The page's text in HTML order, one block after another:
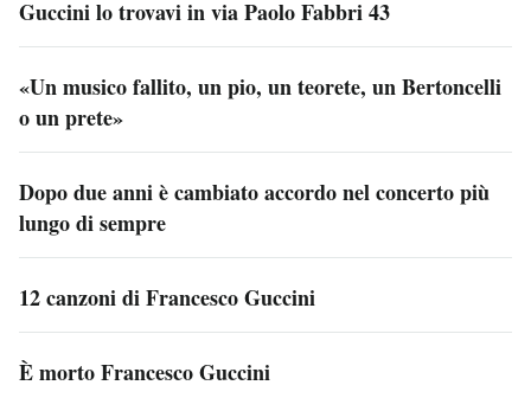
Guccini lo trovavi in via Paolo Fabbri 43
«Un musico fallito, un pio, un teorete, un Bertoncelli
o un prete»
Dopo due anni è cambiato accordo nel concerto più
lungo di sempre
12 canzoni di Francesco Guccini
È morto Francesco Guccini